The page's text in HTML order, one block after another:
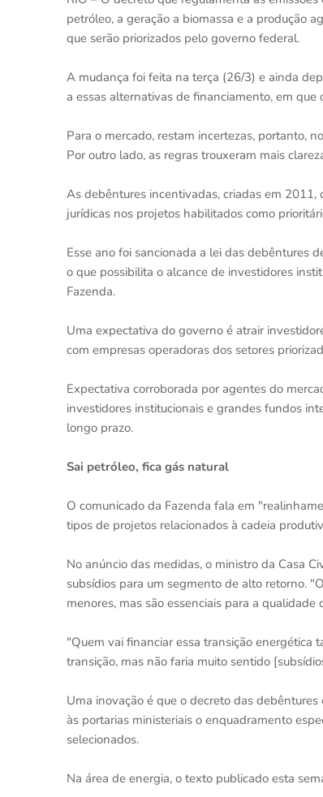
petróleo, a geração a biomassa e a produção
que serão priorizados pelo governo federal.
A mudança foi feita na terça (26/3) e ainda
a essas alternativas de financiamento, em
Para o mercado, restam incertezas, portanto,
Por outro lado, as regras trouxeram mais
As debêntures incentivadas, criadas em 2011,
jurídicas nos projetos habilitados como
Esse ano foi sancionada a lei das debêntures
o que possibilita o alcance de investidores
Fazenda.
Uma expectativa do governo é atrair
com empresas operadoras dos setores
Expectativa corroborada por agentes do
investidores institucionais e grandes fundos
longo prazo.
Sai petróleo, fica gás natural
O comunicado da Fazenda fala em
tipos de projetos relacionados à cadeia
No anúncio das medidas, o ministro da Casa
subsídios para um segmento de alto retorno.
menores, mas são essenciais para a qualidade
"Quem vai financiar essa transição energética
transição, mas não faria muito sentido
Uma inovação é que o decreto das
às portarias ministeriais o enquadramento
selecionados.
Na área de energia, o texto publicado esta